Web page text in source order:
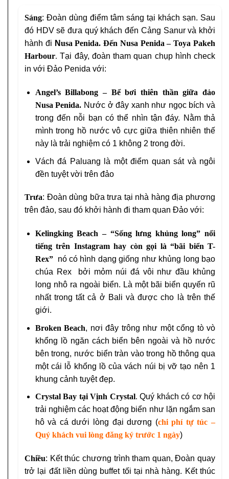
Sáng: Đoàn dùng điểm tâm sáng tại khách sạn. Sau
đó HDV sẽ đưa quý khách đến Cảng Sanur và khởi
hành đi Nusa Penida. Đến Nusa Penida – Toya Pakeh
Harbour. Tại đây, đoàn tham quan chụp hình check
in với Đảo Penida với:
Angel’s Billabong – Bể bơi thiên thần giữa đảo
Nusa Penida. Nước ở đây xanh như ngọc bích và
trong đến nỗi bạn có thể nhìn tận đáy. Nằm thả
mình trong hồ nước vô cực giữa thiên nhiên thế
này là trải nghiệm có 1 không 2 trong đời.
Vách đá Paluang là một điểm quan sát và ngôi
đền tuyệt vời trên đảo
Trưa: Đoàn dùng bữa trưa tại nhà hàng địa phương
trên đảo, sau đó khởi hành đi tham quan Đảo với:
Kelingking Beach – “Sống lưng khủng long” nổi
tiếng trên Instagram hay còn gọi là “bãi biển T-
Rex” nó có hình dạng giống như khủng long bạo
chúa Rex bởi mỏm núi đá vôi như đầu khủng
long nhô ra ngoài biển. Là một bãi biển quyến rũ
nhất trong tất cả ở Bali và được cho là trên thế
giới.
Broken Beach, nơi đây trông như một cổng tò vò
khổng lồ ngăn cách biển bên ngoài và hồ nước
bên trong, nước biển tràn vào trong hồ thông qua
một cái lỗ khổng lồ của vách núi bị vỡ tạo nên 1
khung cảnh tuyệt đẹp.
Crystal Bay tại Vịnh Crystal.Quý khách có cơ hội
trải nghiệm các hoạt động biển như lặn ngắm san
hô và cá dưới lòng đại dương (chi phí tự túc –
Quý khách vui lòng đăng ký trước 1 ngày)
Chiều: Kết thúc chương trình tham quan, Đoàn quay
trở lại đất liền dùng buffet tối tại nhà hàng. Kết thúc